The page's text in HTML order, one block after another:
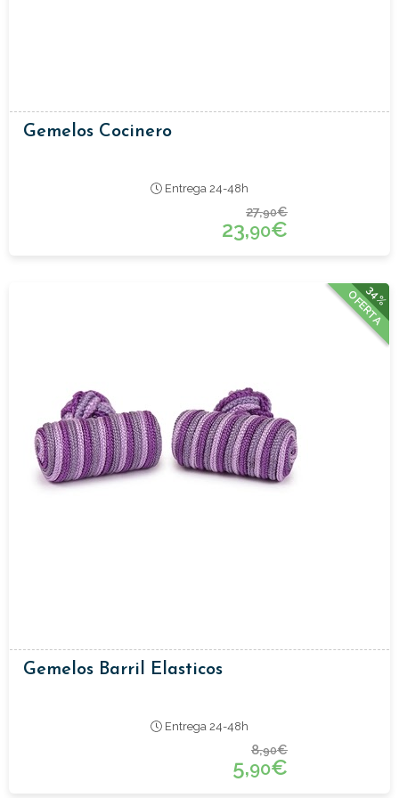
Gemelos Cocinero
Entrega 24-48h
27,90€
23,90€
34%
OFERTA
Gemelos Barril Elasticos
Entrega 24-48h
8,90€
5,90€